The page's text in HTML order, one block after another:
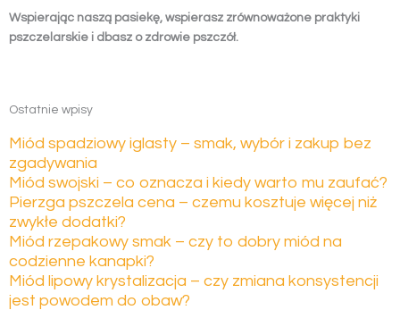
Wspierając naszą pasiekę, wspierasz zrównoważone praktyki
pszczelarskie i dbasz o zdrowie pszczół.
Ostatnie wpisy
Miód spadziowy iglasty – smak, wybór i zakup bez
zgadywania
Miód swojski – co oznacza i kiedy warto mu zaufać?
Pierzga pszczela cena – czemu kosztuje więcej niż
zwykłe dodatki?
Miód rzepakowy smak – czy to dobry miód na
codzienne kanapki?
Miód lipowy krystalizacja – czy zmiana konsystencji
jest powodem do obaw?